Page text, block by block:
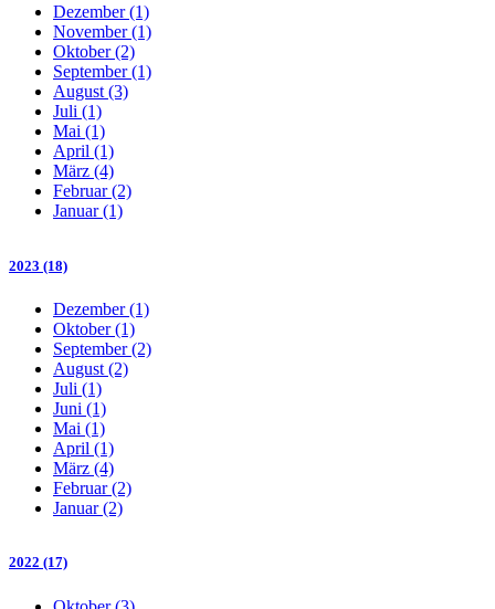
Dezember (1)
November (1)
Oktober (2)
September (1)
August (3)
Juli (1)
Mai (1)
April (1)
März (4)
Februar (2)
Januar (1)
2023 (18)
Dezember (1)
Oktober (1)
September (2)
August (2)
Juli (1)
Juni (1)
Mai (1)
April (1)
März (4)
Februar (2)
Januar (2)
2022 (17)